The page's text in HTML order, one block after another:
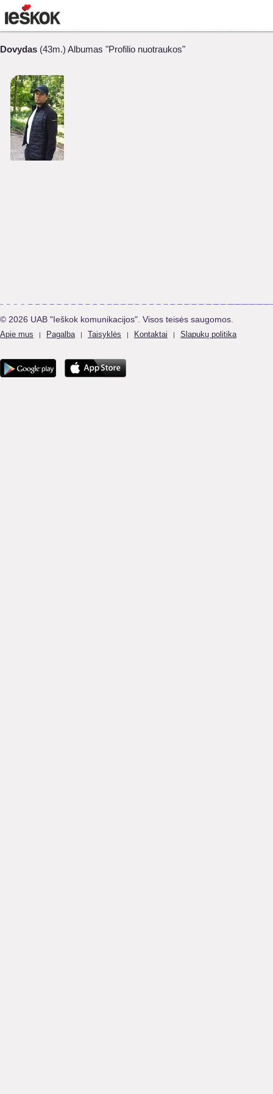
Dovydas (43m.) Albumas "Profilio nuotraukos"
© 2026 UAB "Ieškok komunikacijos". Visos teisės saugomos.
Apie mus | Pagalba | Taisyklės | Kontaktai | Slapukų politika